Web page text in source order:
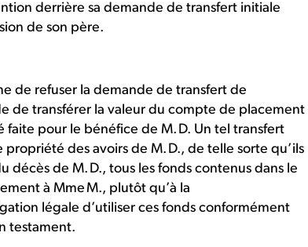
derrière sa demande de transfert initiale
de son père.
de refuser la demande de transfert de
de transférer la valeur du compte de placement
faite pour le bénéfice de M. D. Un tel transfert
des avoirs de M. D., de telle sorte qu’ils
décès de M. D., tous les fonds contenus dans le
à Mme M., plutôt qu’à la
légale d’utiliser ces fonds conformément
testament.